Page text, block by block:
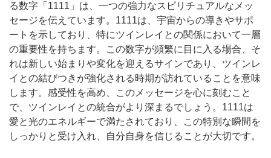
る数字「1111」は、一つの強力なスピリチュアルなメッ
セージを伝えています。1111は、宇宙からの導きやサポ
ートを示しており、特にツインレイとの関係において一層
の重要性を持ちます。この数字が頻繁に目に入る場合、そ
れは新しい始まりや変化を迎えるサインであり、ツインレ
イとの結びつきが強化される時期が訪れていることを意味
します。感受性を高め、このメッセージを心に刻むこと
で、ツインレイとの統合がより深まるでしょう。1111は
愛と光のエネルギーで満たされており、この特別な瞬間を
しっかりと受け入れ、自分自身を信じることが大切です。